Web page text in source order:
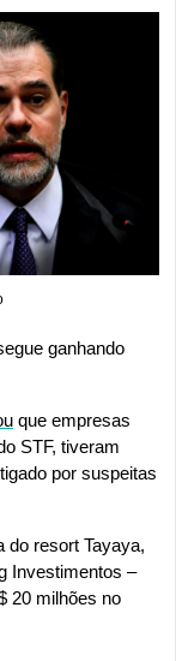
ganhando
que empresas
STF, tiveram
por suspeitas
do resort Tayaya,
Investimentos –
20 milhões no